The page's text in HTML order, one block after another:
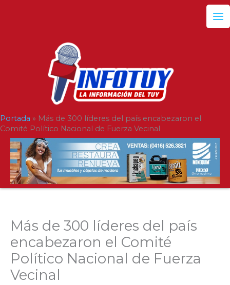
Portada » Más de 300 líderes del país encabezaron el
Comité Político Nacional de Fuerza Vecinal
Más de 300 líderes del país
encabezaron el Comité
Político Nacional de Fuerza
Vecinal